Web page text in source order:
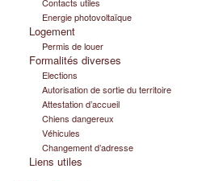
Energie photovoltaïque
Logement
Permis de louer
Formalités diverses
Elections
Autorisation de sortie du territoire
Attestation d’accueil
Chiens dangereux
Véhicules
Changement d’adresse
Liens utiles